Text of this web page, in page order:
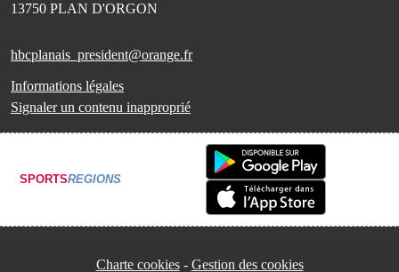
13750 PLAN D'ORGON
hbcplanais_president@orange.fr
Informations légales
Signaler un contenu inapproprié
SPORTSREGIONS
Charte cookies Gestion des cookies